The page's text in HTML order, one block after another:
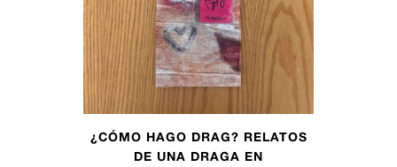
¿CÓMO HAGO DRAG? RELATOS
DE UNA DRAGA EN